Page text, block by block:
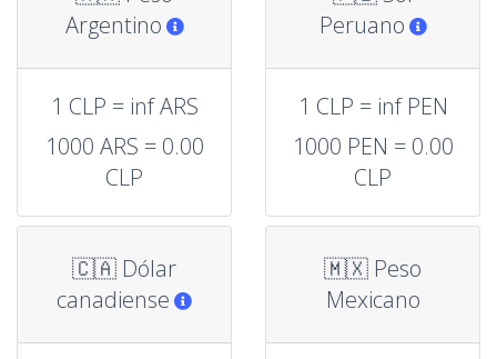
Argentino
1 CLP = inf ARS
1000 ARS = 0.00
CLP
Peruano
1 CLP = inf PEN
1000 PEN = 0.00
CLP
🇨🇦 Dólar
canadiense
🇲🇽 Peso
Mexicano